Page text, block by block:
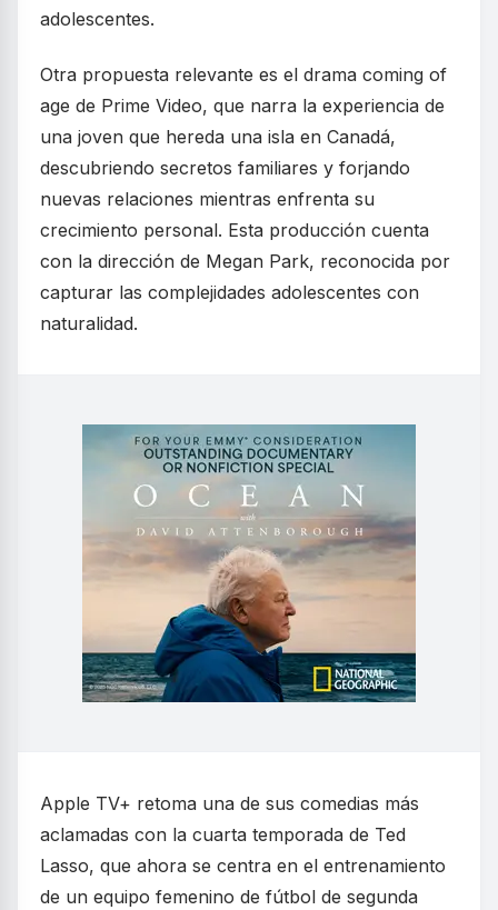
adolescentes.
Otra propuesta relevante es el drama coming of
age de Prime Video, que narra la experiencia de
una joven que hereda una isla en Canadá,
descubriendo secretos familiares y forjando
nuevas relaciones mientras enfrenta su
crecimiento personal. Esta producción cuenta
con la dirección de Megan Park, reconocida por
capturar las complejidades adolescentes con
naturalidad.
Apple TV+ retoma una de sus comedias más
aclamadas con la cuarta temporada de Ted
Lasso, que ahora se centra en el entrenamiento
de un equipo femenino de fútbol de segunda